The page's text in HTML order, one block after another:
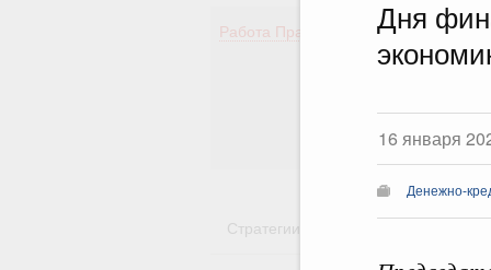
Дня
16 января
Денежно-
Работа Правительства
Стратегии